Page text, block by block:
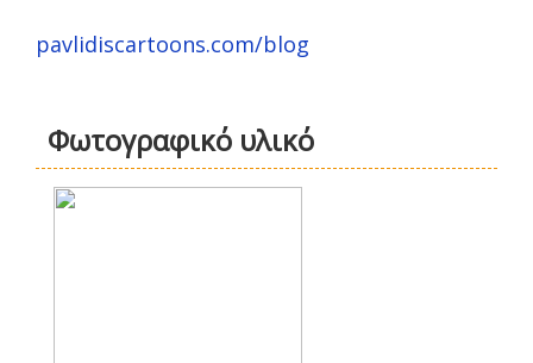
pavlidiscartoons.com/blog
Φωτογραφικό υλικό